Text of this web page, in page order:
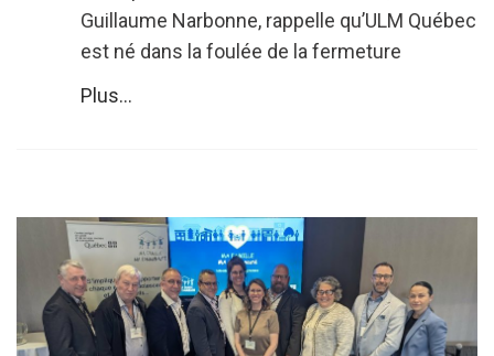
Guillaume Narbonne, rappelle qu’ULM Québec
est né dans la foulée de la fermeture
Plus...